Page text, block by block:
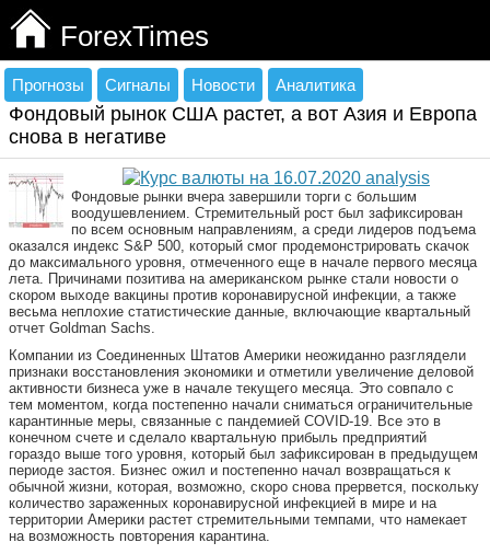
ForexTimes
Прогнозы Сигналы Новости Аналитика
Фондовый рынок США растет, а вот Азия и Европа
снова в негативе
Фондовые рынки вчера завершили торги с большим
воодушевлением. Стремительный рост был зафиксирован
по всем основным направлениям, а среди лидеров подъема
оказался индекс S&P 500, который смог продемонстрировать скачок
до максимального уровня, отмеченного еще в начале первого месяца
лета. Причинами позитива на американском рынке стали новости о
скором выходе вакцины против коронавирусной инфекции, а также
весьма неплохие статистические данные, включающие квартальный
отчет Goldman Sachs.
Компании из Соединенных Штатов Америки неожиданно разглядели
признаки восстановления экономики и отметили увеличение деловой
активности бизнеса уже в начале текущего месяца. Это совпало с
тем моментом, когда постепенно начали сниматься ограничительные
карантинные меры, связанные с пандемией COVID-19. Все это в
конечном счете и сделало квартальную прибыль предприятий
гораздо выше того уровня, который был зафиксирован в предыдущем
периоде застоя. Бизнес ожил и постепенно начал возвращаться к
обычной жизни, которая, возможно, скоро снова прервется, поскольку
количество зараженных коронавирусной инфекцией в мире и на
территории Америки растет стремительными темпами, что намекает
на возможность повторения карантина.